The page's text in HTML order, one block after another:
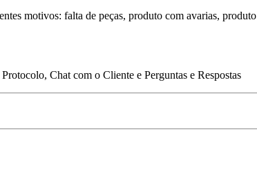
motivos: falta de peças, produto com avarias, produto
Chat com o Cliente e Perguntas e Respostas